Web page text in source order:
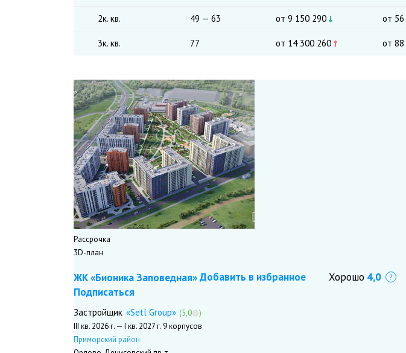
2к. кв. 49 — 63 от 9 150 290 от 56
3к. кв. 77 от 14 300 260 от 88
Рассрочка
3D-план
ЖК «Бионика Заповедная»Добавить в избранное
Подписаться
Застройщик «Setl Group» (5,0 )
Хорошо 4,0 Что
III кв. 2026 г. — I кв. 2027 г. 9 корпусов
Приморский район